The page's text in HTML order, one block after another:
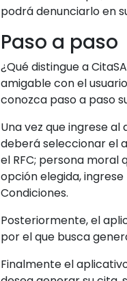
administraciones
El SAT recalcó que
terminar con el tráfico
algo imposible debido
fiscal.
“Recuerda que
gestor te puede
se lee en un breve
El fisico añadió que,
podrá denunciarlo en
Paso a paso